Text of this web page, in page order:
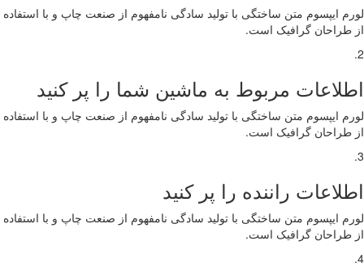
لورم ایپسوم متن ساختگی با تولید سادگی نامفهوم از صنعت چاپ و با استفاده
از طراحان گرافیک است.
2.
اطلاعات مربوط به ماشین شما را پر کنید
لورم ایپسوم متن ساختگی با تولید سادگی نامفهوم از صنعت چاپ و با استفاده
از طراحان گرافیک است.
3.
اطلاعات راننده را پر کنید
لورم ایپسوم متن ساختگی با تولید سادگی نامفهوم از صنعت چاپ و با استفاده
از طراحان گرافیک است.
4.